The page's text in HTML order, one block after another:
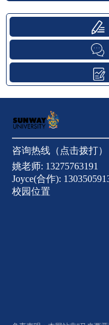
咨询热线（点击拨打）
姚老师: 13275763191
Joyce(合作):
校园位置